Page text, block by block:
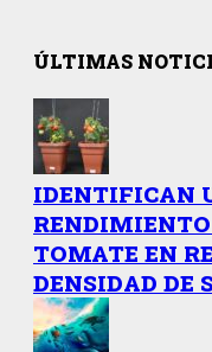
ÚLTIMAS
IDENTIFICAN
TOMATE EN
DENSIDAD DE